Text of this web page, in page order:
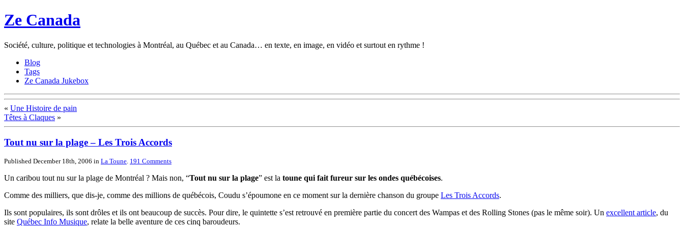
Ze Canada
Société, culture, politique et technologies à Montréal, au Québec et au Canada… en texte, en image, en vidéo et surtout en rythme !
Blog
Tags
Ze Canada Jukebox
« Une Histoire de pain
Têtes à Claques »
Tout nu sur la plage – Les Trois Accords
Published December 18th, 2006 in La Toune. 191 Comments
Un caribou tout nu sur la plage de Montréal ? Mais non, “Tout nu sur la plage” est la toune qui fait fureur sur les ondes québécoises.
Comme des milliers, que dis-je, comme des millions de québécois, Coudu s’époumone en ce moment sur la dernière chanson du groupe Les Trois Accords.
Ils sont populaires, ils sont drôles et ils ont beaucoup de succès. Pour dire, le quintette s’est retrouvé en première partie du concert des Wampas et des Rolling Stones (pas le même soir). Un excellent article, du
site Québec Info Musique, relate la belle aventure de ces cinq baroudeurs.